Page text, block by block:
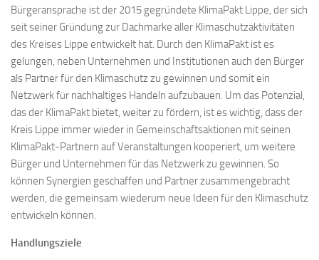
Bürgeransprache ist der 2015 gegründete KlimaPakt Lippe, der sich
seit seiner Gründung zur Dachmarke aller Klimaschutzaktivitäten
des Kreises Lippe entwickelt hat. Durch den KlimaPakt ist es
gelungen, neben Unternehmen und Institutionen auch den Bürger
als Partner für den Klimaschutz zu gewinnen und somit ein
Netzwerk für nachhaltiges Handeln aufzubauen. Um das Potenzial,
das der KlimaPakt bietet, weiter zu fördern, ist es wichtig, dass der
Kreis Lippe immer wieder in Gemeinschaftsaktionen mit seinen
KlimaPakt-Partnern auf Veranstaltungen kooperiert, um weitere
Bürger und Unternehmen für das Netzwerk zu gewinnen. So
können Synergien geschaffen und Partner zusammengebracht
werden, die gemeinsam wiederum neue Ideen für den Klimaschutz
entwickeln können.
Handlungsziele